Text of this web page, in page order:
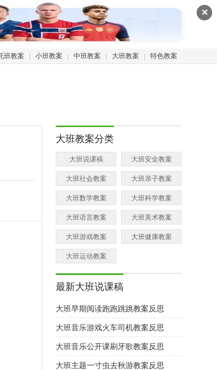
✕
班教案 小班教案 中班教案 大班教案 特色教案
大班教案分类
大班说课稿 大班安全教案
大班社会教案 大班亲子教案
大班数学教案 大班科学教案
大班语言教案 大班美术教案
大班游戏教案 大班健康教案
大班运动教案
最新大班说课稿
大班早期阅读跑跑跳跳教案反思
大班音乐游戏火车司机教案反思
大班音乐公开课刷牙歌教案反思
大班主题一寸虫去秋游教案反思